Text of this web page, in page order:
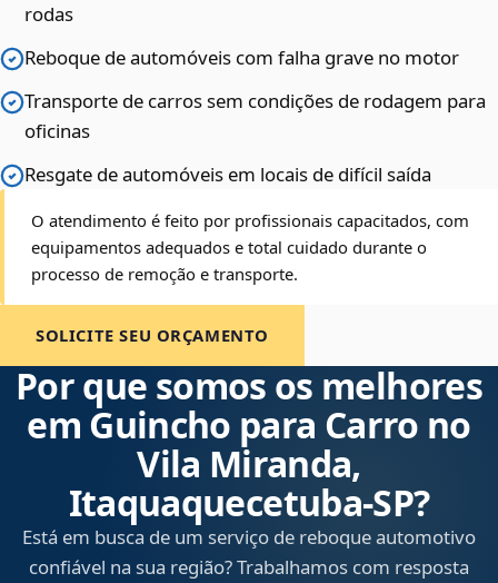
rodas
Reboque de automóveis com falha grave no motor
Transporte de carros sem condições de rodagem para
oficinas
Resgate de automóveis em locais de difícil saída
O atendimento é feito por profissionais capacitados, com
equipamentos adequados e total cuidado durante o
processo de remoção e transporte.
SOLICITE SEU ORÇAMENTO
Por que somos os melhores
em Guincho para Carro no
Vila Miranda,
Itaquaquecetuba‑SP?
Está em busca de um serviço de reboque automotivo
confiável na sua região? Trabalhamos com resposta